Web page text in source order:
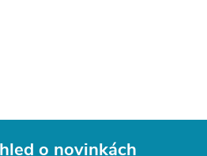
o novinkách